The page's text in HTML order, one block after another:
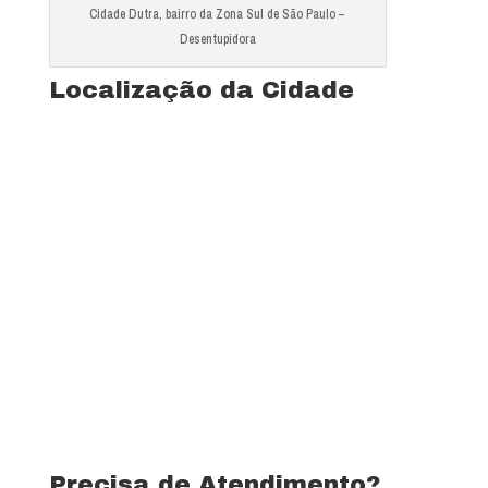
Cidade Dutra, bairro da Zona Sul de São Paulo –
Desentupidora
Localização da Cidade